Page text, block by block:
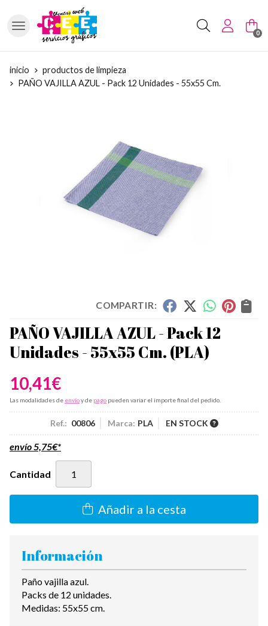
Buscar 0
inicio
productos de limpieza
PAÑO VAJILLA AZUL - Pack 12 Unidades - 55x55 Cm.
COMPARTIR:
PAÑO VAJILLA AZUL - Pack 12
Unidades - 55x55 Cm. (PLA)
10,41€
Las modalidades de envíoy de pago pueden variar el importe final del pedido.
Ref.: 00806 Marca: PLA EN STOCK
envío5,75€*
Cantidad
Añadir a la cesta
Información
Paño vajilla azul.
Packs de 12 unidades.
Medidas: 55x55 cm.